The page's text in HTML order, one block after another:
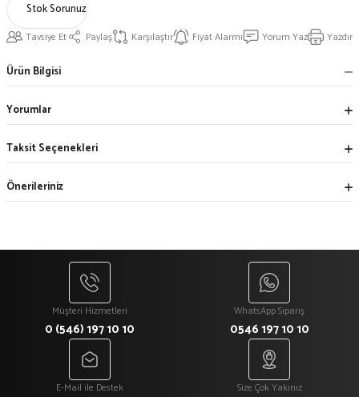
Stok Sorunuz
Tavsiye Et Paylaş Karşılaştır Fiyat Alarmı Yorum Yaz Yazdır
Ürün Bilgisi
Yorumlar
Taksit Seçenekleri
Önerileriniz
Müşteri Hizmetleri
0 (546) 197 10 10
WhatsApp Sipariş
0546 197 10 10
E-Mail ile Destek Size Çok Yakınız